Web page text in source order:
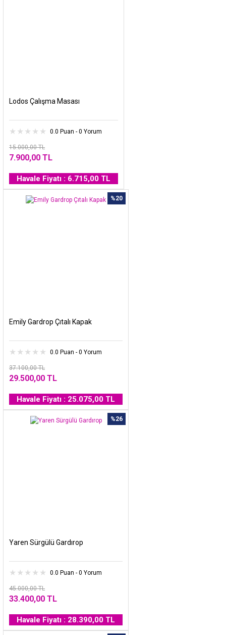
Lodos Çalışma Masası
0.0 Puan - 0 Yorum
15.000,00 TL
7.900,00 TL
Havale Fiyatı : 6.715,00 TL
%20
Emily Gardrop Çıtalı Kapak
0.0 Puan - 0 Yorum
37.100,00 TL
29.500,00 TL
Havale Fiyatı : 25.075,00 TL
%26
Yaren Sürgülü Gardırop
0.0 Puan - 0 Yorum
45.000,00 TL
33.400,00 TL
Havale Fiyatı : 28.390,00 TL